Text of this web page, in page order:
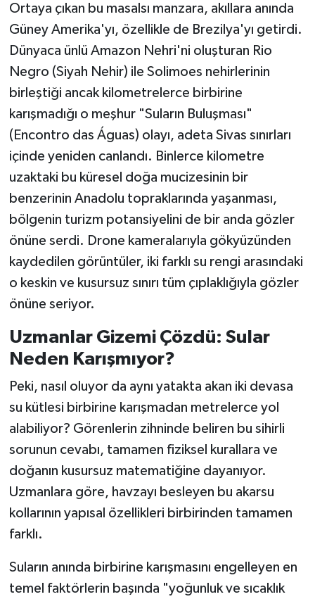
Ortaya çıkan bu masalsı manzara, akıllara anında
Güney Amerika'yı, özellikle de Brezilya'yı getirdi.
Dünyaca ünlü Amazon Nehri'ni oluşturan Rio
Negro (Siyah Nehir) ile Solimoes nehirlerinin
birleştiği ancak kilometrelerce birbirine
karışmadığı o meşhur "Suların Buluşması"
(Encontro das Águas) olayı, adeta Sivas sınırları
içinde yeniden canlandı. Binlerce kilometre
uzaktaki bu küresel doğa mucizesinin bir
benzerinin Anadolu topraklarında yaşanması,
bölgenin turizm potansiyelini de bir anda gözler
önüne serdi. Drone kameralarıyla gökyüzünden
kaydedilen görüntüler, iki farklı su rengi arasındaki
o keskin ve kusursuz sınırı tüm çıplaklığıyla gözler
önüne seriyor.
Uzmanlar Gizemi Çözdü: Sular
Neden Karışmıyor?
Peki, nasıl oluyor da aynı yatakta akan iki devasa
su kütlesi birbirine karışmadan metrelerce yol
alabiliyor? Görenlerin zihninde beliren bu sihirli
sorunun cevabı, tamamen fiziksel kurallara ve
doğanın kusursuz matematiğine dayanıyor.
Uzmanlara göre, havzayı besleyen bu akarsu
kollarının yapısal özellikleri birbirinden tamamen
farklı.
Suların anında birbirine karışmasını engelleyen en
temel faktörlerin başında "yoğunluk ve sıcaklık